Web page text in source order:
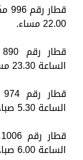
22.00 مساء.
الساعة 23.30 مساء.
الساعة 5.30 صباحا.
الساعة 6.00 صباحا.